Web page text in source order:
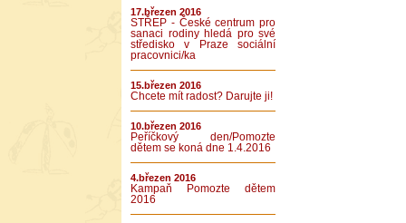
17.březen 2016
STŘEP - České centrum pro
sanaci rodiny hledá pro své
středisko v Praze sociální
pracovnici/ka
15.březen 2016
Chcete mít radost? Darujte ji!
10.březen 2016
Peříčkový den/Pomozte
dětem se koná dne 1.4.2016
4.březen 2016
Kampaň Pomozte dětem
2016